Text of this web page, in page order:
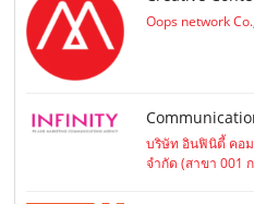
Oops network
บริษัท อินฟินิตี้ คอ
จำกัด (สาขา 001